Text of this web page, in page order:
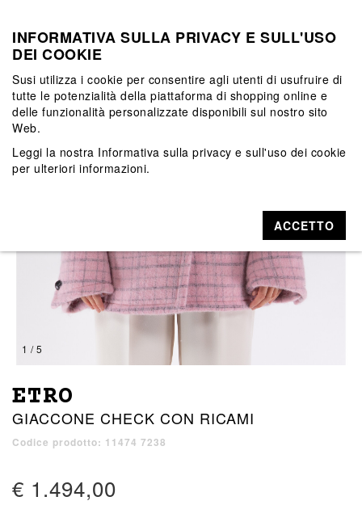
1 / 5
ETRO
GIACCONE CHECK CON RICAMI
Codice prodotto: 11474 7238
€ 1.494,00
INFORMATIVA SULLA PRIVACY E SULL'USO
DEI COOKIE
Susi utilizza i cookie per consentire agli utenti di usufruire di
tutte le potenzialità della piattaforma di shopping online e
delle funzionalità personalizzate disponibili sul nostro sito
Web.
Leggi la nostra Informativa sulla privacy e sull'uso dei cookie
per ulteriori informazioni.
ACCETTO